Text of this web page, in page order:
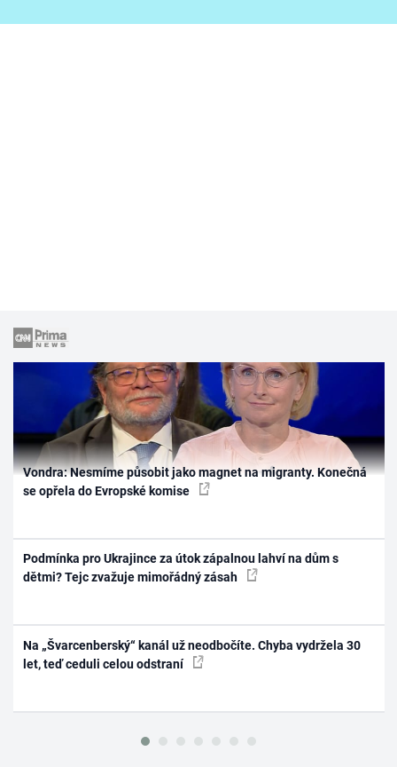
Vondra: Nesmíme působit jako magnet na migranty. Konečná
se opřela do Evropské komise
Podmínka pro Ukrajince za útok zápalnou lahví na dům s
dětmi? Tejc zvažuje mimořádný zásah
Na „Švarcenberský“ kanál už neodbočíte. Chyba vydržela 30
let, teď ceduli celou odstraní